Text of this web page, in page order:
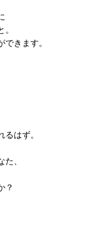
きます。
はず。
、
？